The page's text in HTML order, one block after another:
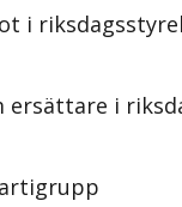
i
ersättare i